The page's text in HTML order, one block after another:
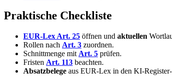
Praktische Checkliste
EUR-Lex Art. 25 öffnen und aktuellen
Rollen nach Art. 3 zuordnen.
Schnittmenge mit Art. 5 prüfen.
Fristen Art. 113 beachten.
Absatzbelege aus EUR-Lex in den KI-